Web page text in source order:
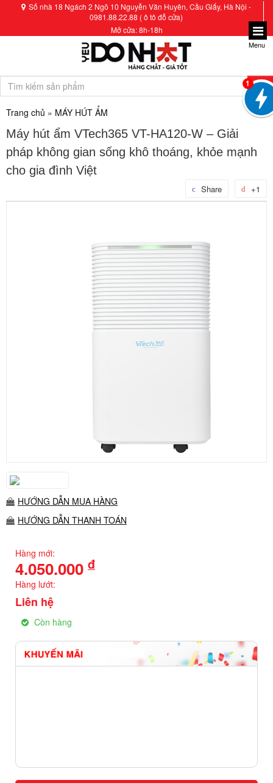
Số nhà 18 Ngách 2 Ngõ 10 Nguyễn Văn Huyên, Cầu Giấy, Hà Nội -
0981.88.22.88 ( ô tô đỗ cửa)
Mở cửa: 8h-18h
Menu
Trang chủ » MÁY HÚT ẨM
Máy hút ẩm VTech365 VT-HA120-W – Giải
pháp không gian sống khô thoáng, khỏe mạnh
cho gia đình Việt
+1
Share
HƯỚNG DẪN MUA HÀNG
HƯỚNG DẪN THANH TOÁN
Hàng mới:
4.050.000 đ
Hàng lướt:
Liên hệ
Còn hàng
1